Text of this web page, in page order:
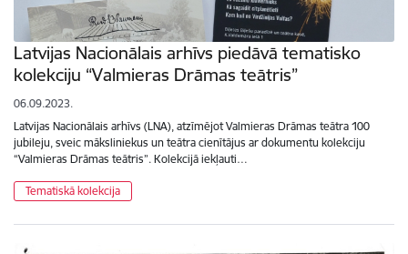
Latvijas Nacionālais arhīvs piedāvā tematisko
kolekciju “Valmieras Drāmas teātris”
06.09.2023.
Latvijas Nacionālais arhīvs (LNA), atzīmējot Valmieras Drāmas teātra 100
jubileju, sveic māksliniekus un teātra cienītājus ar dokumentu kolekciju
“Valmieras Drāmas teātris”. Kolekcijā iekļauti…
Tematiskā kolekcija